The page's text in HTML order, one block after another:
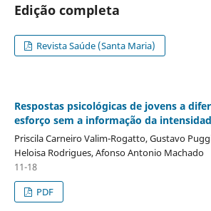
Edição completa
Revista Saúde (Santa Maria)
Respostas psicológicas de jovens a
esforço sem a informação da
Priscila Carneiro Valim-Rogatto, Gustavo
Heloisa Rodrigues, Afonso Antonio Machado
11-18
PDF